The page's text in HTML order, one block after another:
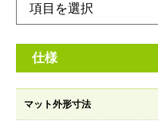
仕様
マット外形寸法